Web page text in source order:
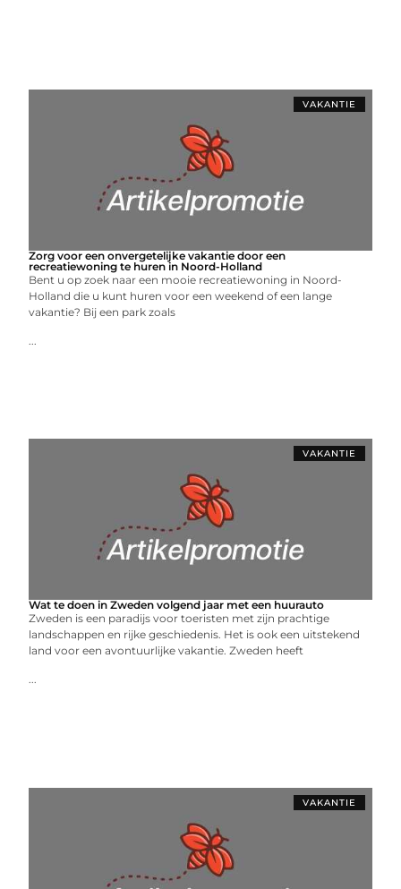
VAKANTIE
Zorg voor een onvergetelijke vakantie door een
recreatiewoning te huren in Noord-Holland
Bent u op zoek naar een mooie recreatiewoning in Noord-
Holland die u kunt huren voor een weekend of een lange
vakantie? Bij een park zoals
...
VAKANTIE
Wat te doen in Zweden volgend jaar met een huurauto
Zweden is een paradijs voor toeristen met zijn prachtige
landschappen en rijke geschiedenis. Het is ook een uitstekend
land voor een avontuurlijke vakantie. Zweden heeft
...
VAKANTIE